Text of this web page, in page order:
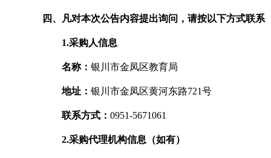
四、凡对本次公告内容提出询问，请按以下方式联系
1.采购人信息
名称： 银川市金凤区教育局
地址： 银川市金凤区黄河东路721号
联系方式： 0951-5671061
2.采购代理机构信息（如有）